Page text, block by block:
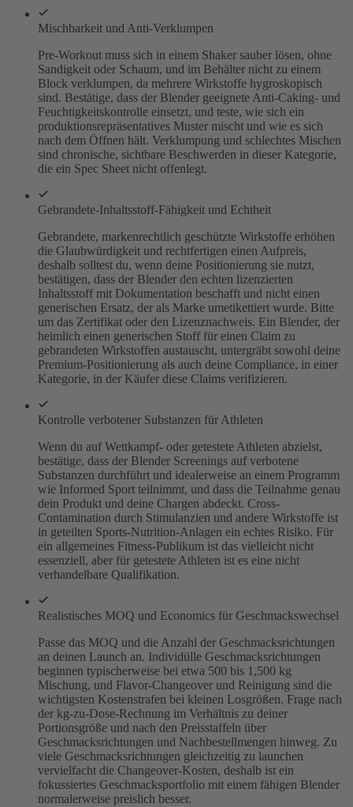
Mischbarkeit und Anti-Verklumpen
Pre-Workout muss sich in einem Shaker sauber lösen, ohne
Sandigkeit oder Schaum, und im Behälter nicht zu einem
Block verklumpen, da mehrere Wirkstoffe hygroskopisch
sind. Bestätige, dass der Blender geeignete Anti-Caking- und
Feuchtigkeitskontrolle einsetzt, und teste, wie sich ein
produktionsrepräsentatives Muster mischt und wie es sich
nach dem Öffnen hält. Verklumpung und schlechtes Mischen
sind chronische, sichtbare Beschwerden in dieser Kategorie,
die ein Spec Sheet nicht offenlegt.
Gebrandete-Inhaltsstoff-Fähigkeit und Echtheit
Gebrandete, markenrechtlich geschützte Wirkstoffe erhöhen
die Glaubwürdigkeit und rechtfertigen einen Aufpreis,
deshalb solltest du, wenn deine Positionierung sie nutzt,
bestätigen, dass der Blender den echten lizenzierten
Inhaltsstoff mit Dokumentation beschafft und nicht einen
generischen Ersatz, der als Marke umetikettiert wurde. Bitte
um das Zertifikat oder den Lizenznachweis. Ein Blender, der
heimlich einen generischen Stoff für einen Claim zu
gebrandeten Wirkstoffen austauscht, untergräbt sowohl deine
Premium-Positionierung als auch deine Compliance, in einer
Kategorie, in der Käufer diese Claims verifizieren.
Kontrolle verbotener Substanzen für Athleten
Wenn du auf Wettkampf- oder getestete Athleten abzielst,
bestätige, dass der Blender Screenings auf verbotene
Substanzen durchführt und idealerweise an einem Programm
wie Informed Sport teilnimmt, und dass die Teilnahme genau
dein Produkt und deine Chargen abdeckt. Cross-
Contamination durch Stimulanzien und andere Wirkstoffe ist
in geteilten Sports-Nutrition-Anlagen ein echtes Risiko. Für
ein allgemeines Fitness-Publikum ist das vielleicht nicht
essenziell, aber für getestete Athleten ist es eine nicht
verhandelbare Qualifikation.
Realistisches MOQ und Economics für Geschmackswechsel
Passe das MOQ und die Anzahl der Geschmacksrichtungen
an deinen Launch an. Individülle Geschmacksrichtungen
beginnen typischerweise bei etwa 500 bis 1,500 kg
Mischung, und Flavor-Changeover und Reinigung sind die
wichtigsten Kostenstrafen bei kleinen Losgrößen. Frage nach
der kg-zu-Dose-Rechnung im Verhältnis zu deiner
Portionsgröße und nach den Preisstaffeln über
Geschmacksrichtungen und Nachbestellmengen hinweg. Zu
viele Geschmacksrichtungen gleichzeitig zu launchen
vervielfacht die Changeover-Kosten, deshalb ist ein
fokussiertes Geschmacksportfolio mit einem fähigen Blender
normalerweise preislich besser.